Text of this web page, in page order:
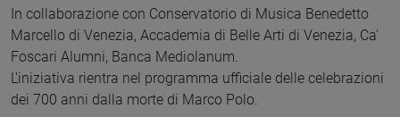
In collaborazione con Conservatorio di Musica Benedetto
Marcello di Venezia, Accademia di Belle Arti di Venezia, Ca'
Foscari Alumni, Banca Mediolanum.
L'iniziativa rientra nel programma ufficiale delle celebrazioni
dei 700 anni dalla morte di Marco Polo.